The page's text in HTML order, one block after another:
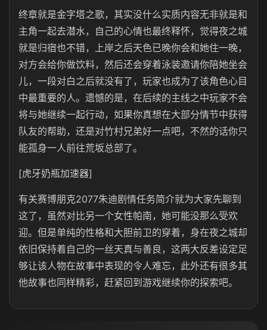
终章就是金字塔之歌，其实没什么实质内容无非就是和
主角一起去潜水，自己的心情也最终释怀，觉得夜之城
就是归宿也不错，上岸之后天色已晚你会和她住一晚，
对方会给你做饮料，然后还会穿着泳装邀请你陪她坐会
儿，一段对白之后就没有了，玩家也成为了该角色心目
中最重要的人。遗憾的是，在后续的主线之中玩家不会
将与她继续一起行动，如果你真想在大部分情节中获得
队友的帮助，还是对竹村兄弟好一点吧，不然的话你只
能孤身一人前往荒坂总部了。
[虎牙奶瓶加速器]
有关赛博朋克2077朱迪剧情任务简介就为大家先聊到
这了，虽然对比另一个女性帕南，她可能没那么受欢
迎。但是单纯的性格和大胆前卫的穿着，身在夜之城却
依旧保持着自己的一丝天真与善良，这两大反差设定足
够让该人物在故事中表现的令人难忘，此外还有很多其
他故事也同样精彩，赶紧回到游戏继续你的探索吧。